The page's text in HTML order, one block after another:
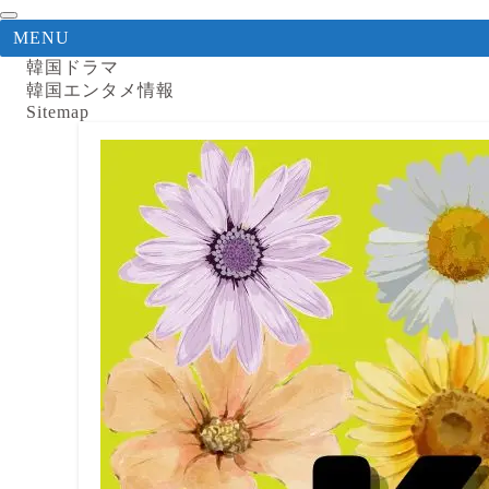
MENU
韓国ドラマ
韓国エンタメ情報
Sitemap